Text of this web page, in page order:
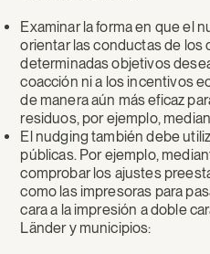
Examinar la forma en que el
orientar las conductas de los
determinadas objetivos
coacción ni a los incentivos
de manera aún más eficaz
residuos, por ejemplo,
El nudging también debe
públicas. Por ejemplo,
comprobar los ajustes
como las impresoras para
cara a la impresión a doble
Länder y municipios: